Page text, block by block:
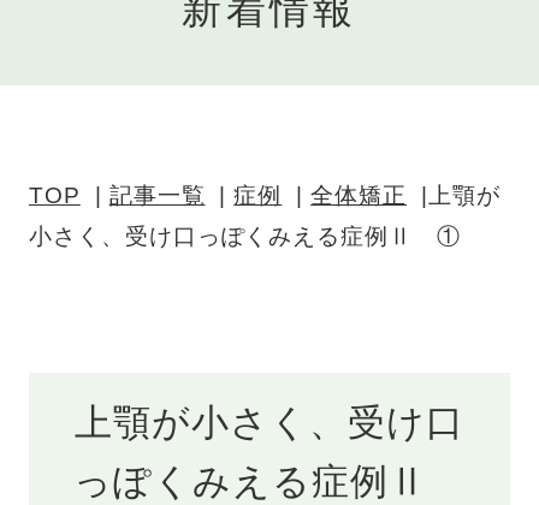
新着情報
TOP 記事一覧 症例 全体矯正
上顎が
小さく、受け口っぽくみえる症例Ⅱ ①
上顎が小さく、受け口
っぽくみえる症例Ⅱ